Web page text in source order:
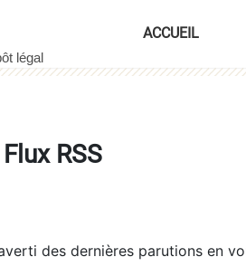
ACCUEIL
Flux RSS
des dernières parutions en